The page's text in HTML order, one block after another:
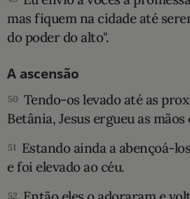
mas fiquem na cidade até
do poder do alto".
A ascensão
50 Tendo-os levado até as
Betânia, Jesus ergueu as mãos
51 Estando ainda a abençoá-
e foi elevado ao céu.
52